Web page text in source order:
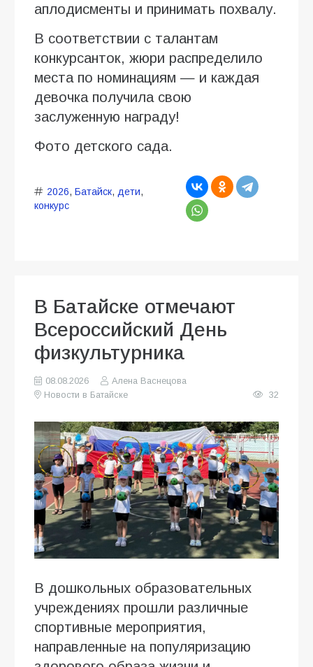
аплодисменты и принимать похвалу.
В соответствии с талантам
конкурсанток, жюри распределило
места по номинациям — и каждая
девочка получила свою
заслуженную награду!
Фото детского сада.
2026, Батайск, дети,
конкурс
В Батайске отмечают
Всероссийский День
физкультурника
08.08.2026
Алена Васнецова
Новости в Батайске
32
В дошкольных образовательных
учреждениях прошли различные
спортивные мероприятия,
направленные на популяризацию